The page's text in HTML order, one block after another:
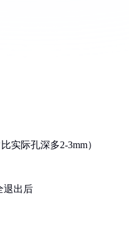
实际孔深多2-3mm）
退出后